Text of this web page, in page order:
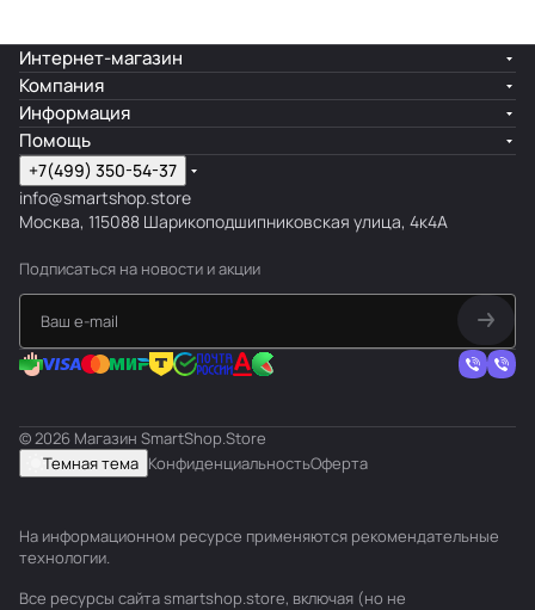
Интернет-магазин
Компания
Информация
Помощь
+7(499) 350-54-37
info@smartshop.store
Москва, 115088 Шарикоподшипниковская улица, 4к4А
Подписаться на новости и акции
© 2026 Магазин SmartShop.Store
Темная тема КонфиденциальностьОферта
На информационном ресурсе применяются рекомендательные
технологии.
Все ресурсы сайта smartshop.store, включая (но не